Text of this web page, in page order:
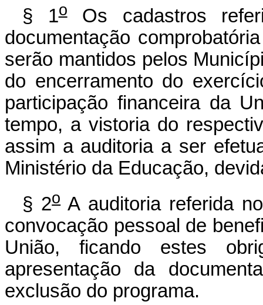
§ 1oOs cadastros
documentação
serão mantidos pelos
do encerramento do
participação financeira da
tempo, a vistoria do
assim a auditoria a ser
Ministério da Educação,
§ 2oA auditoria referida
convocação pessoal de
União, ficando estes
apresentação da
exclusão do programa.